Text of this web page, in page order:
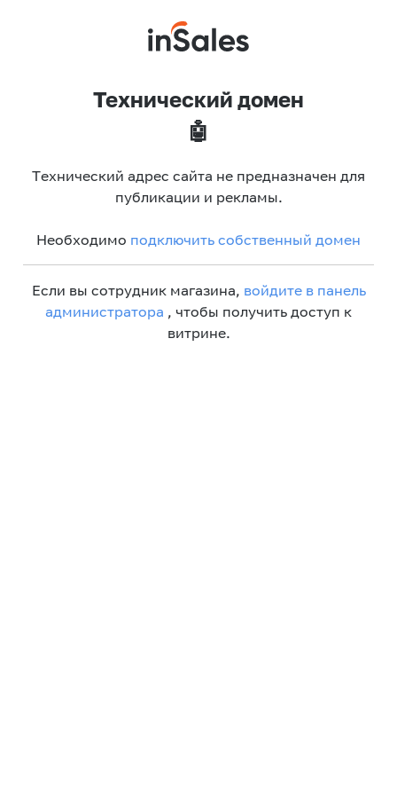
Технический домен
🤖
Технический адрес сайта не предназначен для
публикации и рекламы.
Необходимо подключить собственный домен
Если вы сотрудник магазина, войдите в панель
администратора , чтобы получить доступ к
витрине.